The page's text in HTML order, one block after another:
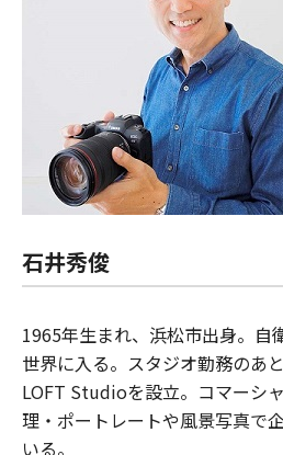
石井秀俊
1965年生まれ、浜松市出身。自
世界に入る。スタジオ勤務のあ
LOFT Studioを設立。コマーシ
理・ポートレートや風景写真で
いる。